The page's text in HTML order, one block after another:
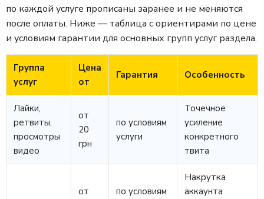
по каждой услуге прописаны заранее и не меняются
после оплаты. Ниже — таблица с ориентирами по цене
и условиям гарантии для основных групп услуг раздела.
Группа
услуг
Цена
от
Гарантия Особенность
Лайки,
ретвиты,
просмотры
видео
от
20
грн
по условиям
услуги
Точечное
усиление
конкретного
твита
от
по условиям
Накрутка
аккаунта